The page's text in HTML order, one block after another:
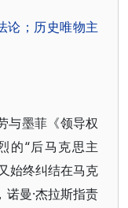
论；历史唯物主
与墨菲《领导权
的“后马克思主
始终纠结在马克
曼·杰拉斯指责